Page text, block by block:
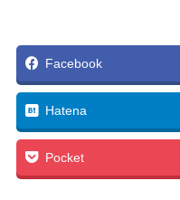
Facebook
Hatena
Pocket